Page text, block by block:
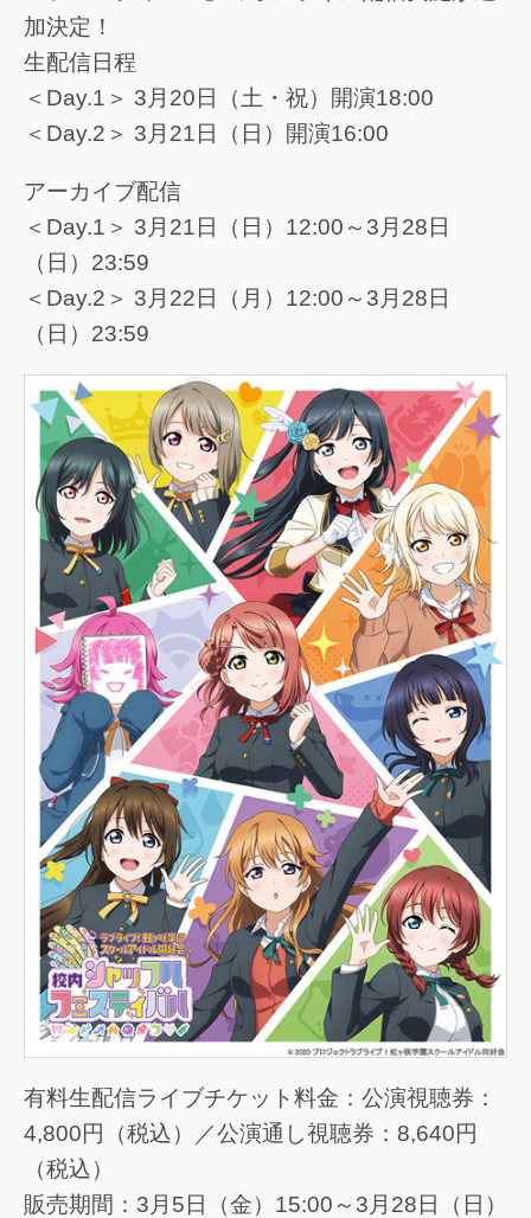
加決定！
生配信日程
＜Day.1＞ 3月20日（土・祝）開演18:00
＜Day.2＞ 3月21日（日）開演16:00
アーカイブ配信
＜Day.1＞ 3月21日（日）12:00～3月28日
（日）23:59
＜Day.2＞ 3月22日（月）12:00～3月28日
（日）23:59
有料生配信ライブチケット料金：公演視聴券：
4,800円（税込）／公演通し視聴券：8,640円
（税込）
販売期間：3月5日（金）15:00～3月28日（日）